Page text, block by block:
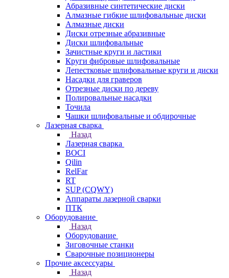
Абразивные синтетические диски
Алмазные гибкие шлифовальные диски
Алмазные диски
Диски отрезные абразивные
Диски шлифовальные
Зачистные круги и ластики
Круги фибровые шлифовальные
Лепестковые шлифовальные круги и диски
Насадки для граверов
Отрезные диски по дереву
Полировальные насадки
Точила
Чашки шлифовальные и обдирочные
Лазерная сварка
Назад
Лазерная сварка
BOCI
Qilin
RelFar
RT
SUP (CQWY)
Аппараты лазерной сварки
ПТК
Оборудование
Назад
Оборудование
Зиговочные станки
Сварочные позиционеры
Прочие аксессуары
Назад